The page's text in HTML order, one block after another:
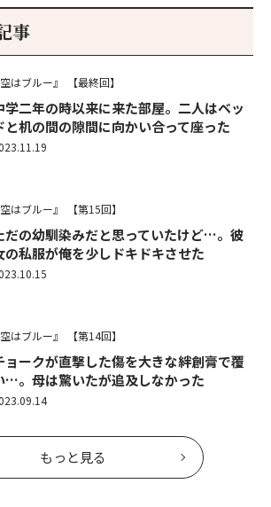
事
はブルー』 【最終回】
学二年の時以来に来た部屋。二人はベッ
と机の間の隙間に向かい合って座った
はブルー』 【第15回】
だの幼馴染みだと思っていたけど…。彼
の私服が俺を少しドキドキさせた
はブルー』 【第14回】
ョークが直撃した傷を大きな絆創膏で覆
…。母は驚いたが追及しなかった
もっと見る